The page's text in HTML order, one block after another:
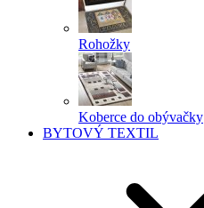
Rohožky
Koberce do obývačky
BYTOVÝ TEXTIL